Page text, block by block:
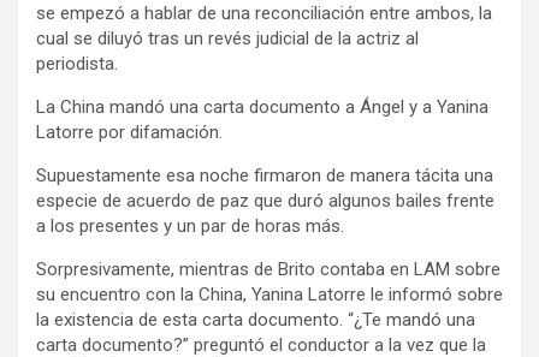
se empezó a hablar de una reconciliación entre ambos, la
cual se diluyó tras un revés judicial de la actriz al
periodista.
La China mandó una carta documento a Ángel y a Yanina
Latorre por difamación.
Supuestamente esa noche firmaron de manera tácita una
especie de acuerdo de paz que duró algunos bailes frente
a los presentes y un par de horas más.
Sorpresivamente, mientras de Brito contaba en LAM sobre
su encuentro con la China, Yanina Latorre le informó sobre
la existencia de esta carta documento. “¿Te mandó una
carta documento?” preguntó el conductor a la vez que la